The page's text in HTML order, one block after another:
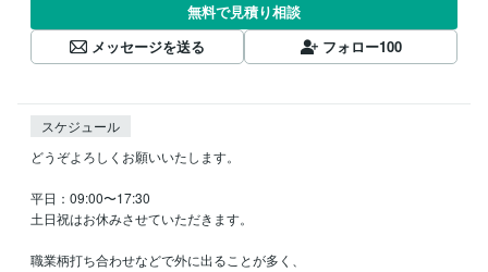
無料で見積り相談
メッセージを送る
フォロー100
スケジュール
どうぞよろしくお願いいたします。
平日：09:00〜17:30
土日祝はお休みさせていただきます。
職業柄打ち合わせなどで外に出ることが多く、